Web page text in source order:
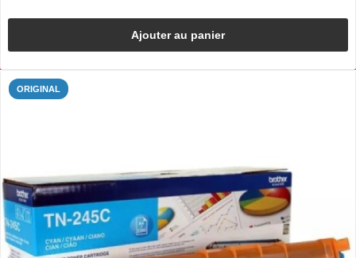
Ajouter au panier
ORIGINAL